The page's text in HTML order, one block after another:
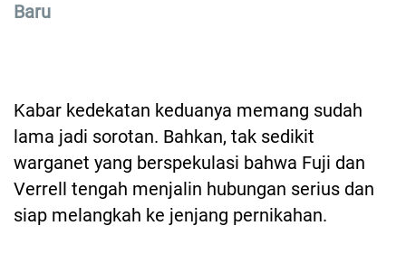
Baru
Kabar kedekatan keduanya memang sudah
lama jadi sorotan. Bahkan, tak sedikit
warganet yang berspekulasi bahwa Fuji dan
Verrell tengah menjalin hubungan serius dan
siap melangkah ke jenjang pernikahan.